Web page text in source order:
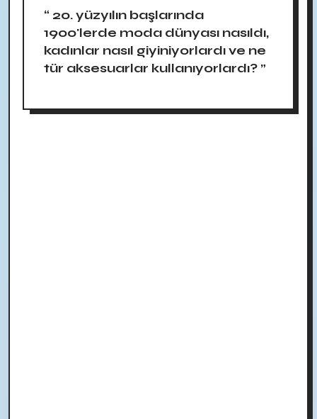
“ 20. yüzyılın başlarında
1900'lerde moda dünyası nasıldı,
kadınlar nasıl giyiniyorlardı ve ne
tür aksesuarlar kullanıyorlardı? ”